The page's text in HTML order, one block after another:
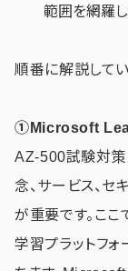
範囲を網羅
順番に解説してい
①Microsoft
AZ-500試験対策
念、サービス、セ
が重要です。こ
学習プラットフ